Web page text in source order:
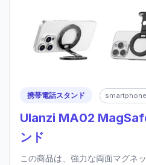
携帯電話スタンド
Ulanzi MA02
ンド
この商品は、強力な両面マグネ